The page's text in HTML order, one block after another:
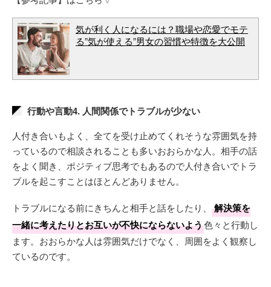
気が利く人になるには？職場や恋愛でモテ
る”気が使える”男女の習慣や特徴を大公開
行動や言動4. 人間関係でトラブルが少ない
人付き合いもよく、全てを受け止めてくれそうな雰囲気を持
っているので相談されることも多いおおらかな人。相手の話
をよく聞き、ポジティブ思考でもあるので人付き合いでトラ
ブルを起こすことはほとんどありません。
トラブルになる前にきちんと相手と話をしたり、
解決策を
一緒に考えたりとお互いが不快にならないよう色々と行動し
ます。おおらかな人は雰囲気だけでなく、周囲をよく観察し
ているのです。